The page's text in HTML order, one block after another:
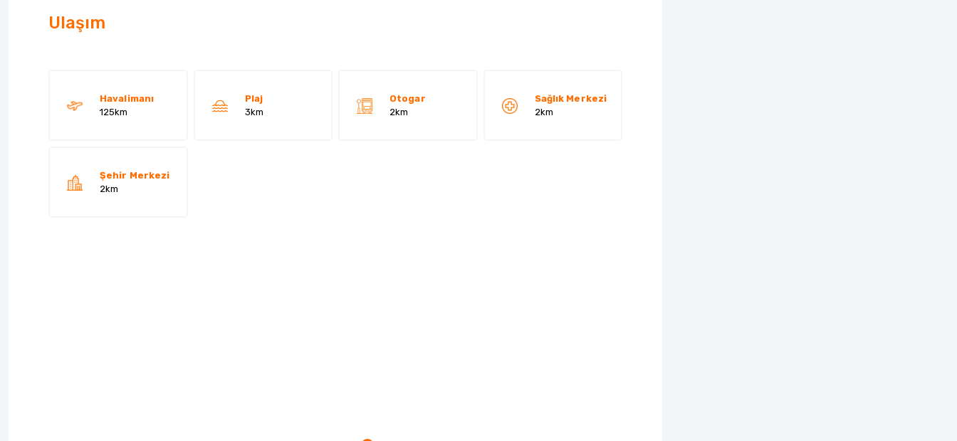
Ulaşım
Havalimanı
125km
Plaj
3km
Otogar
2km
Sağlık Merkezi
2km
Şehir Merkezi
2km